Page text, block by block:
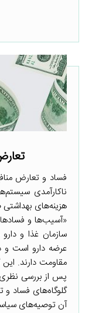
فساد و تعارض
ناکارآمدی
هزینه‌های
«آسیب‌ها و
سازمان غذا و
عرضه دارو است و
مقاومت دارند.
پس از بررسی
گلوگاه‌های فساد و
آن توصیه‌های